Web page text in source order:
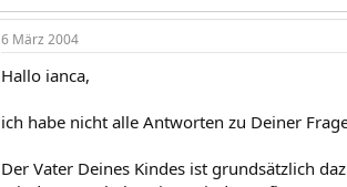
6 März 2004
Hallo ianca,
ich habe nicht alle Antworten zu Deiner
Der Vater Deines Kindes ist grundsätzlich